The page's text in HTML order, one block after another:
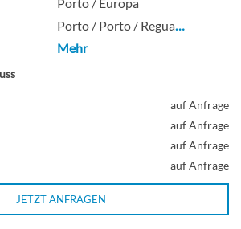
mit Balkon-[G]
Porto / Europa
Porto / Porto / Regua…
Mehr
auf Anfrage
auf Anfrage
auf Anfrage
auf Anfrage
JETZT ANFRAGEN